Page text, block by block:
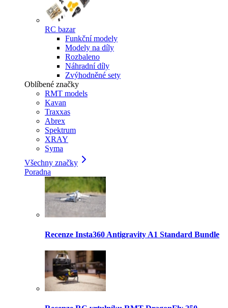
RC bazar
Funkční modely
Modely na díly
Rozbaleno
Náhradní díly
Zvýhodněné sety
Oblíbené značky
RMT models
Kavan
Traxxas
Abrex
Spektrum
XRAY
Syma
Všechny značky
Poradna
Recenze Insta360 Antigravity A1 Standard Bundle